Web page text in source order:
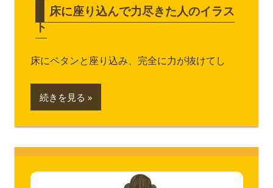
床に座り込んで力尽きた人のイラス
ト
床にペタンと座り込み、完全に力が抜けてし
続きを見る